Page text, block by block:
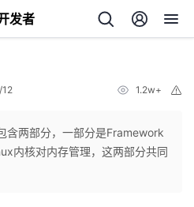
发者
1.2w+
含两部分，一部分是Framework
内核对内存管理，这两部分共同